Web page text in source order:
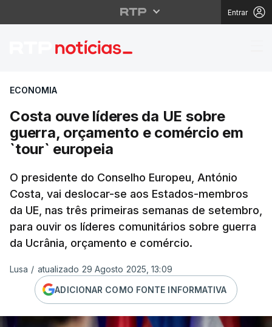
Entrar
Costa ouve líderes
ECONOMIA
Costa ouve líderes da UE sobre
guerra, orçamento e comércio em
`tour` europeia
O presidente do Conselho Europeu, António
Costa, vai deslocar-se aos Estados-membros
da UE, nas três primeiras semanas de setembro,
para ouvir os líderes comunitários sobre guerra
da Ucrânia, orçamento e comércio.
Lusa / atualizado 29 Agosto 2025, 13:09
ADICIONAR COMO FONTE INFORMATIVA